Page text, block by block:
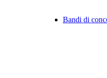
Bandi di